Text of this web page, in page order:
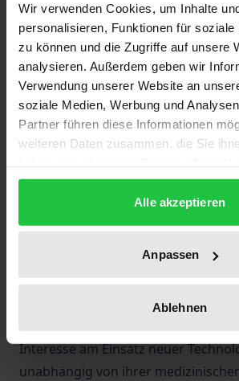
Wir verwenden Cookies, um Inhalte
personalisieren, Funktionen für soziale
zu können und die Zugriffe auf unsere
analysieren. Außerdem geben wir
Verwendung unserer Website an
soziale Medien, Werbung und
Partner führen diese Informationen
weiteren Daten zusammen, die Sie
gesammelt haben.
Alle akzeptieren
Anpassen
Ablehnen
medizinisch-technischen Geräte ist
Jahren kontinuierlich angestiegen.
Technisierung der Medizin wird
der Ursachen für die
Gesundheitswesen angesehen. Im
technologischen Wandels stehen
Anschaffung und Verwendung
Die Autorin stellt dabei prägnant
Rahmenbedingungen im
innerhalb deren die Ärzte ihre
treffen, dar.
Sie zeigt, daß die Mechanismen der
Interesse am Einsatz neuer
unabhängig von ihrer